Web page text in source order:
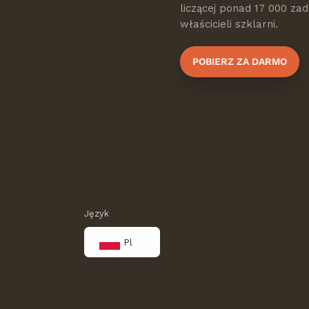
liczącej ponad 17 000
właścicieli szklarni.
POBIERZ ZA DARMO
Język
Pl